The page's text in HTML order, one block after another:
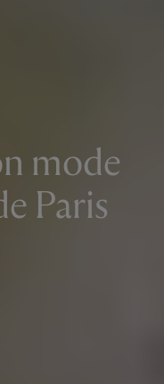
mode
Paris